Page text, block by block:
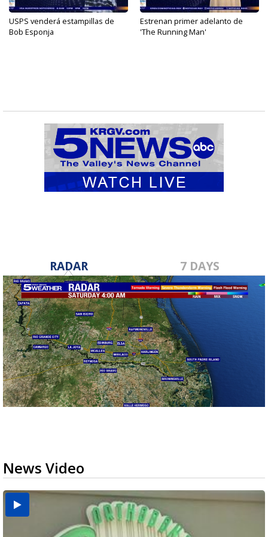
USPS venderá estampillas de
Bob Esponja
Estrenan primer adelanto de
'The Running Man'
RADAR 7 DAYS
News Video